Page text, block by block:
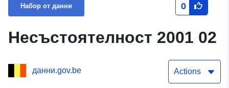
Набор от данни 0
Несъстоятелност 2001 02
данни.gov.be Actions